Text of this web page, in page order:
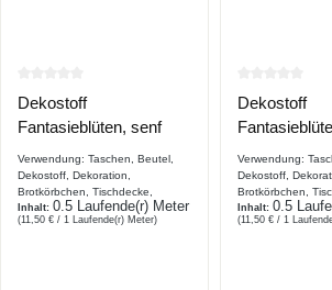
Durchschnittliche Bewertung von 0 von 5
Dekostoff
Fantasieblüten, senf
Verwendung: Taschen, Beutel,
Dekostoff, Dekoration,
Brotkörbchen, Tischdecke,
Platzdecke, Vorhang, Stuhl,
Sofaabdeckung Beschreibung
Inhalt: 0.5 Laufende(r) Meter
(11,50 € / 1 Laufende(r) Meter)
Dekostoff
Verwendung:
Dekostoff,
Brotkörbchen,
Platzdecke,
Sofaabdeckung
Inhalt:0.5
(11,50 € / 1